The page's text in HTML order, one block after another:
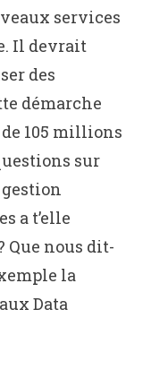
services
Il devrait
des
démarche
105 millions
sur
gestion
a t’elle
Que nous dit-
la
Data